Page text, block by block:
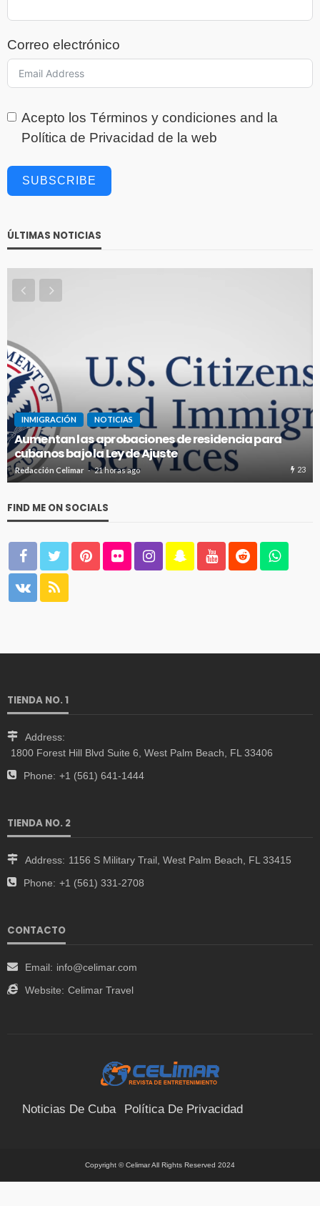
Correo electrónico
Acepto los Términos y condiciones and la
Política de Privacidad de la web
SUBSCRIBE
ÚLTIMAS NOTICIAS
para
23
INMIGRACIÓN
EEUU estrena fianzas de hasta $250.000
obtener visas de inmigrante
Redacción Celimar 2 días ago
FIND ME ON SOCIALS
TIENDA NO. 1
Address:
1800 Forest Hill Blvd Suite 6, West Palm Beach, FL 33406
Phone: +1 (561) 641-1444
TIENDA NO. 2
Address: 1156 S Military Trail, West Palm Beach, FL 33415
Phone: +1 (561) 331-2708
CONTACTO
Email: info@celimar.com
Website: Celimar Travel
Noticias De Cuba Política De Privacidad
Copyright © Celimar All Rights Reserved 2024